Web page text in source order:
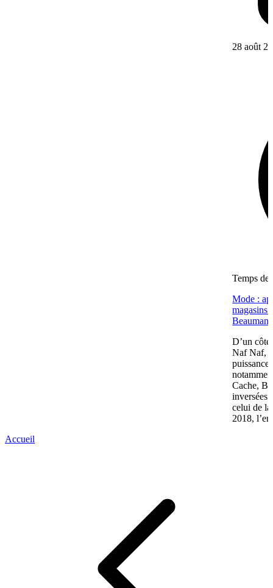
28 août
Temps de
Mode :
magasins
D’un
Naf Naf,
Cache,
inversées
celui de
2018,
Accueil